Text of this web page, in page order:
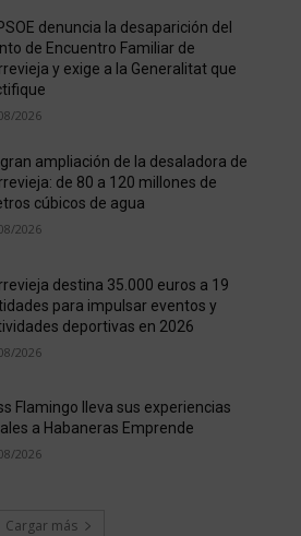
denuncia la desaparición del
de Encuentro Familiar de
y exige a la Generalitat que
2026
gran ampliación de la desaladora de
de 80 a 120 millones de
cúbicos de agua
2026
destina 35.000 euros a 19
para impulsar eventos y
deportivas en 2026
2026
Flamingo lleva sus experiencias
a Habaneras Emprende
2026
Cargar más